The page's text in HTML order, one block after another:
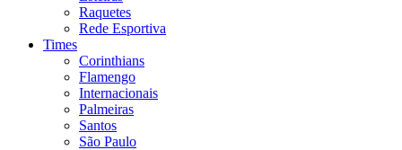
Raquetes
Rede Esportiva
Times
Corinthians
Flamengo
Internacionais
Palmeiras
Santos
São Paulo